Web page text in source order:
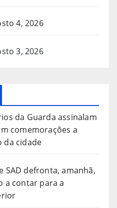
4, 2026
3, 2026
da Guarda assinalam
comemorações a
da cidade
SAD defronta, amanhã,
a contar para a